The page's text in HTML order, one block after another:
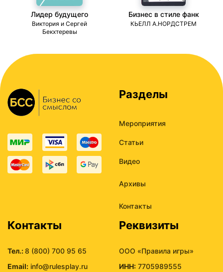
Лидер будущего
Виктория и Сергей
Бекхтеревы
Бизнес в стиле фанк
КЬЕЛЛ А.НОРДСТРЕМ
Разделы
Мероприятия
Статьи
Видео
Архивы
Контакты
Контакты
Тел.:8 (800) 700 95 65
Email: info@rulesplay.ru
Реквизиты
ООО «Правила игры»
ИНН: 7705989555